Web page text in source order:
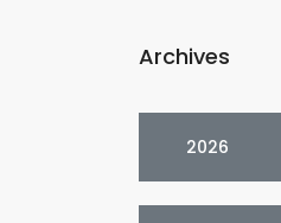
Archives
2026